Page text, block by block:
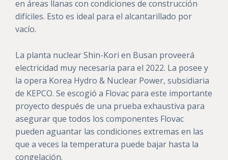
en áreas llanas con condiciones de construcción
difíciles. Esto es ideal para el alcantarillado por
vacío.
La planta nuclear Shin-Kori en Busan proveerá
electricidad muy necesaria para el 2022. La posee y
la opera Korea Hydro & Nuclear Power, subsidiaria
de KEPCO. Se escogió a Flovac para este importante
proyecto después de una prueba exhaustiva para
asegurar que todos los componentes Flovac
pueden aguantar las condiciones extremas en las
que a veces la temperatura puede bajar hasta la
congelación.